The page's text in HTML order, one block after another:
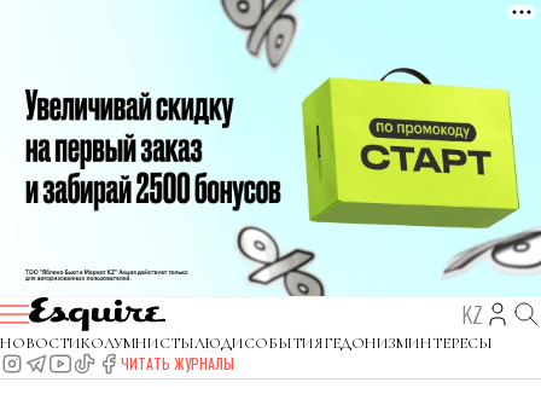
KZ
НОВОСТИКОЛУМНИСТЫЛЮДИСОБЫТИЯГЕДОНИЗМИНТЕРЕСЫ
ЧИТАТЬ ЖУРНАЛЫ